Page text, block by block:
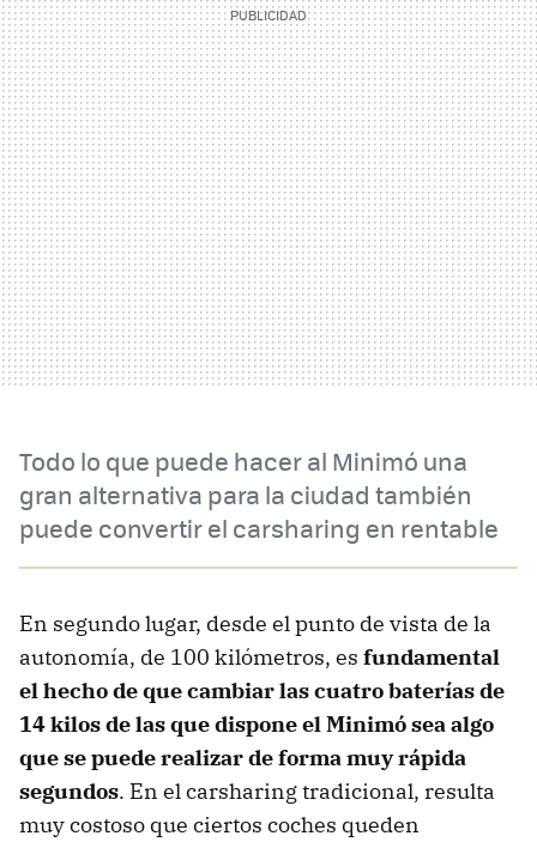
Todo lo que puede hacer al Minimó una
gran alternativa para la ciudad también
puede convertir el carsharing en rentable
En segundo lugar, desde el punto de vista de la
autonomía, de 100 kilómetros, es fundamental
el hecho de que cambiar las cuatro baterías de
14 kilos de las que dispone el Minimó sea algo
que se puede realizar de forma muy rápida
segundos. En el carsharing tradicional, resulta
muy costoso que ciertos coches queden